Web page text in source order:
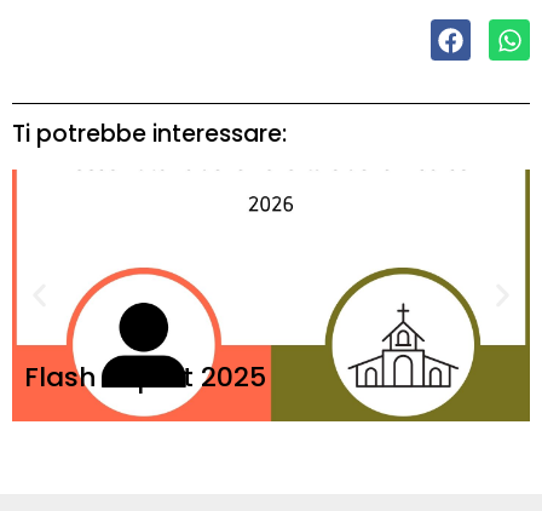
Ti potrebbe interessare:
Flash Report 2025